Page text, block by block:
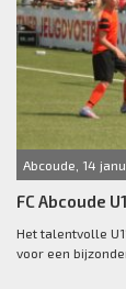
Abcoude, 14
FC Abcoude
Het talentvolle
voor een